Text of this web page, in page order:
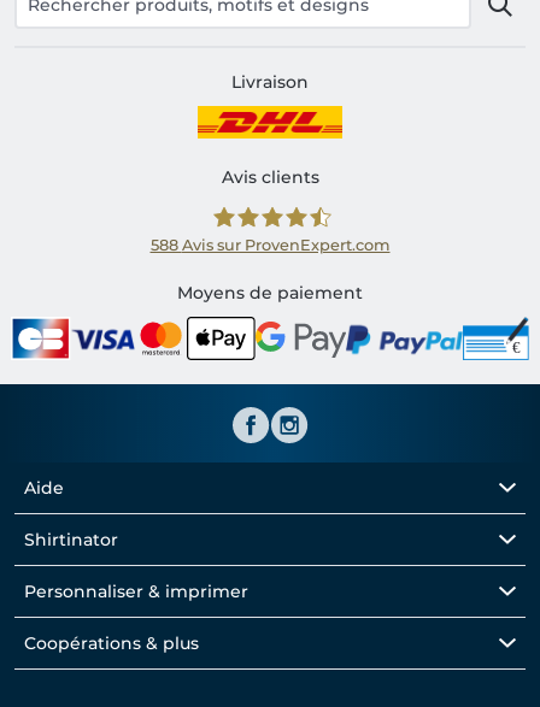
Livraison
Avis clients
Shirtinator FR
588 Avis sur ProvenExpert.com
Moyens de paiement
Aide
Shirtinator
Personnaliser & imprimer
Coopérations & plus